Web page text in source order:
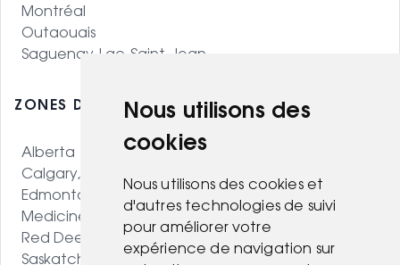
Nous utilisons des
cookies
Nous utilisons des cookies et
d'autres technologies de suivi
pour améliorer votre
expérience de navigation sur
Montréal
Outaouais
Saguenay-Lac-Saint-Jean
ZONES DESSERVIES - OUEST CANADIEN
Alberta
Calgary, AB
Edmonton, AB
Medicine Hat, AB
Red Deer, AB
Saskatchewan